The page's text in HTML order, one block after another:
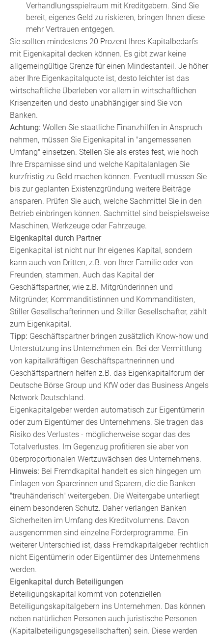
Verhandlungsspielraum mit Kreditgebern. Sind Sie
bereit, eigenes Geld zu riskieren, bringen Ihnen diese
mehr Vertrauen entgegen.
Sie sollten mindestens 20 Prozent Ihres Kapitalbedarfs
mit Eigenkapital decken können. Es gibt zwar keine
allgemeingültige Grenze für einen Mindestanteil. Je höher
aber Ihre Eigenkapitalquote ist, desto leichter ist das
wirtschaftliche Überleben vor allem in wirtschaftlichen
Krisenzeiten und desto unabhängiger sind Sie von
Banken.
Achtung: Wollen Sie staatliche Finanzhilfen in Anspruch
nehmen, müssen Sie Eigenkapital in "angemessenen
Umfang" einsetzen. Stellen Sie als erstes fest, wie hoch
Ihre Ersparnisse sind und welche Kapitalanlagen Sie
kurzfristig zu Geld machen können. Eventuell müssen Sie
bis zur geplanten Existenzgründung weitere Beiträge
ansparen. Prüfen Sie auch, welche Sachmittel Sie in den
Betrieb einbringen können. Sachmittel sind beispielsweise
Maschinen, Werkzeuge oder Fahrzeuge.
Eigenkapital durch Partner
Eigenkapital ist nicht nur Ihr eigenes Kapital, sondern
kann auch von Dritten, z.B. von Ihrer Familie oder von
Freunden, stammen. Auch das Kapital der
Geschäftspartner, wie z.B. Mitgründerinnen und
Mitgründer, Kommanditistinnen und Kommanditisten,
Stiller Gesellschafterinnen und Stiller Gesellschafter, zählt
zum Eigenkapital.
Tipp: Geschäftspartner bringen zusätzlich Know-how und
Unterstützung ins Unternehmen ein. Bei der Vermittlung
von kapitalkräftigen Geschäftspartnerinnen und
Geschäftspartnern helfen z.B. das Eigenkapitalforum der
Deutsche Börse Group und KfW oder das Business Angels
Network Deutschland.
Eigenkapitalgeber werden automatisch zur Eigentümerin
oder zum Eigentümer des Unternehmens. Sie tragen das
Risiko des Verlustes - möglicherweise sogar das des
Totalverlustes. Im Gegenzug profitieren sie aber von
überproportionalen Wertzuwächsen des Unternehmens.
Hinweis: Bei Fremdkapital handelt es sich hingegen um
Einlagen von Sparerinnen und Sparern, die die Banken
"treuhänderisch" weitergeben. Die Weitergabe unterliegt
einem besonderen Schutz. Daher verlangen Banken
Sicherheiten im Umfang des Kreditvolumens. Davon
ausgenommen sind einzelne Förderprogramme. Ein
weiterer Unterschied ist, dass Fremdkapitalgeber rechtlich
nicht Eigentümerin oder Eigentümer des Unternehmens
werden.
Eigenkapital durch Beteiligungen
Beteiligungskapital kommt von potenziellen
Beteiligungskapitalgebern ins Unternehmen. Das können
neben natürlichen Personen auch juristische Personen
(Kapitalbeteiligungsgesellschaften) sein. Diese werden